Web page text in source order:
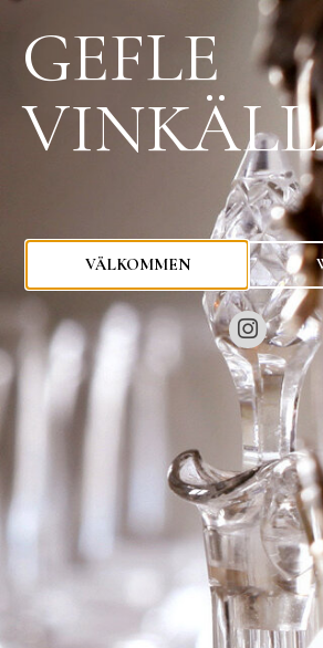
GEFLE
VÄLKOMMEN